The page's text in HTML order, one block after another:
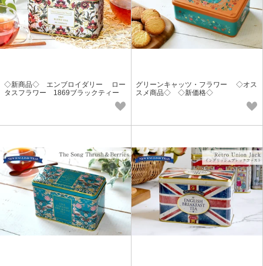
◇新商品◇ エンブロイダリー ロー
タスフラワー 1869ブラックティー
グリーンキャッツ・フラワー ◇オス
スメ商品◇ ◇新価格◇